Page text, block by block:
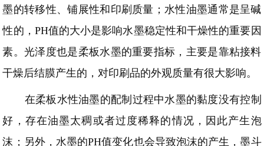
墨的转移性、铺展性和印刷质量；水性油墨通常是呈碱
性的， PH值的大小是影响水墨稳定性和干燥性的重要因
素。光泽度也是柔板水墨的重要指标，主要是靠粘接料
干燥后结膜产生的，对印刷品的外观质量有很大影响。
在柔板水性油墨的配制过程中水墨的黏度没有控制
好，存在油墨太稠或者过度稀释的情况，因此产生泡
沫；另外，水墨的PH值变化也会导致泡沫的产生，墨斗